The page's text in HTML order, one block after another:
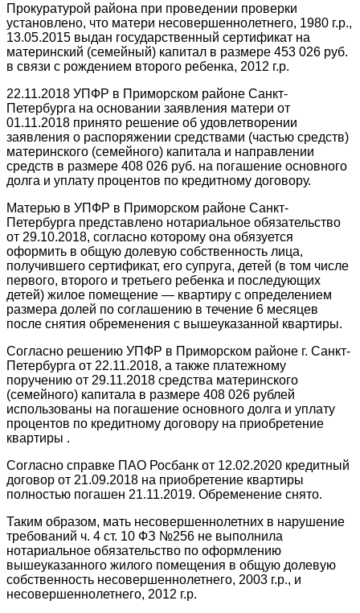
Прокуратурой района при проведении проверки
установлено, что матери несовершеннолетнего, 1980 г.р.,
13.05.2015 выдан государственный сертификат на
материнский (семейный) капитал в размере 453 026 руб.
в связи с рождением второго ребенка, 2012 г.р.
22.11.2018 УПФР в Приморском районе Санкт-
Петербурга на основании заявления матери от
01.11.2018 принято решение об удовлетворении
заявления о распоряжении средствами (частью средств)
материнского (семейного) капитала и направлении
средств в размере 408 026 руб. на погашение основного
долга и уплату процентов по кредитному договору.
Матерью в УПФР в Приморском районе Санкт-
Петербурга представлено нотариальное обязательство
от 29.10.2018, согласно которому она обязуется
оформить в общую долевую собственность лица,
получившего сертификат, его супруга, детей (в том числе
первого, второго и третьего ребенка и последующих
детей) жилое помещение — квартиру с определением
размера долей по соглашению в течение 6 месяцев
после снятия обременения с вышеуказанной квартиры.
Согласно решению УПФР в Приморском районе г. Санкт-
Петербурга от 22.11.2018, а также платежному
поручению от 29.11.2018 средства материнского
(семейного) капитала в размере 408 026 рублей
использованы на погашение основного долга и уплату
процентов по кредитному договору на приобретение
квартиры .
Согласно справке ПАО Росбанк от 12.02.2020 кредитный
договор от 21.09.2018 на приобретение квартиры
полностью погашен 21.11.2019. Обременение снято.
Таким образом, мать несовершеннолетних в нарушение
требований ч. 4 ст. 10 ФЗ №256 не выполнила
нотариальное обязательство по оформлению
вышеуказанного жилого помещения в общую долевую
собственность несовершеннолетнего, 2003 г.р., и
несовершеннолетнего, 2012 г.р.